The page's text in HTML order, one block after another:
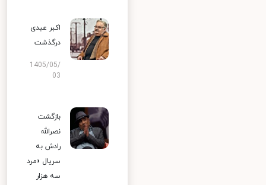
اکبر عبدی
درگذشت
1405/05/
03
بازگشت
نصرالله
رادش به
سریال «مرد
سه هزار